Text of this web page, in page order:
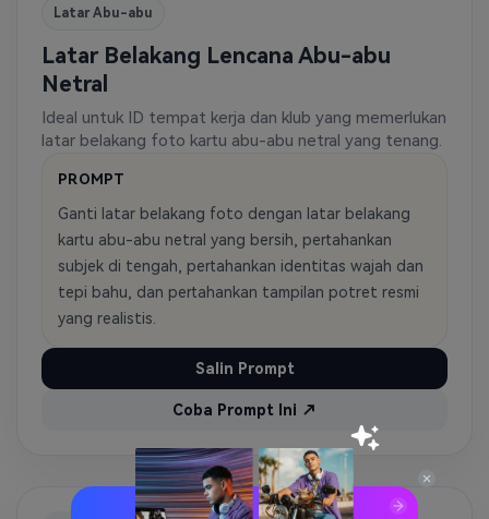
Latar Abu-abu
Latar Belakang Lencana Abu-abu
Netral
Ideal untuk ID tempat kerja dan klub yang memerlukan
latar belakang foto kartu abu-abu netral yang tenang.
PROMPT
Ganti latar belakang foto dengan latar belakang
kartu abu-abu netral yang bersih, pertahankan
subjek di tengah, pertahankan identitas wajah dan
tepi bahu, dan pertahankan tampilan potret resmi
yang realistis.
Salin Prompt
Coba Prompt Ini ↗